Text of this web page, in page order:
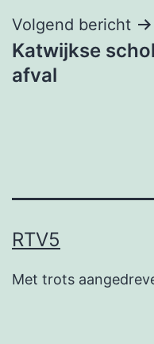
Volgend bericht
Katwijkse
afval
RTV5
Met trots